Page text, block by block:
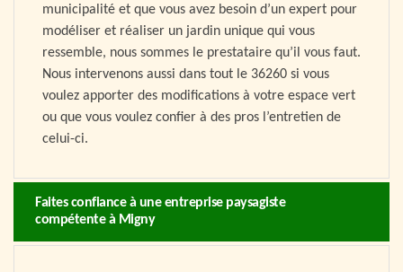
municipalité et que vous avez besoin d’un expert pour
modéliser et réaliser un jardin unique qui vous
ressemble, nous sommes le prestataire qu’il vous faut.
Nous intervenons aussi dans tout le 36260 si vous
voulez apporter des modifications à votre espace vert
ou que vous voulez confier à des pros l’entretien de
celui-ci.
Faites confiance à une entreprise paysagiste
compétente à Migny